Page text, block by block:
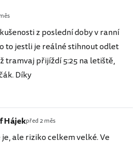
z poslední doby v ranní
to jestli je reálné stihnout odlet
tramvaj přijíždí 5:25 na letiště,
Díky
Hájekpřed 2 měs
je, ale riziko celkem velké. Ve